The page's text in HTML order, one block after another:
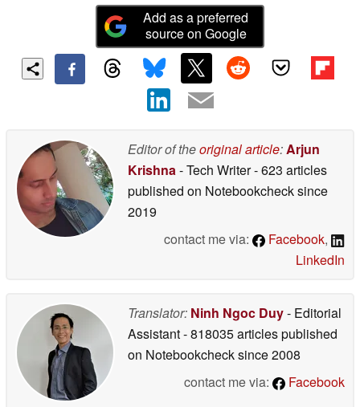
Add as a preferred
source on Google
Editor of theoriginal article:Arjun
Krishna- Tech Writer- 623 articles
published on Notebookchecksince
2019
contact me via:
Facebook,
LinkedIn
Translator: Ninh Ngoc Duy- Editorial
Assistant- 818035 articles published
on Notebookchecksince 2008
contact me via:
Facebook